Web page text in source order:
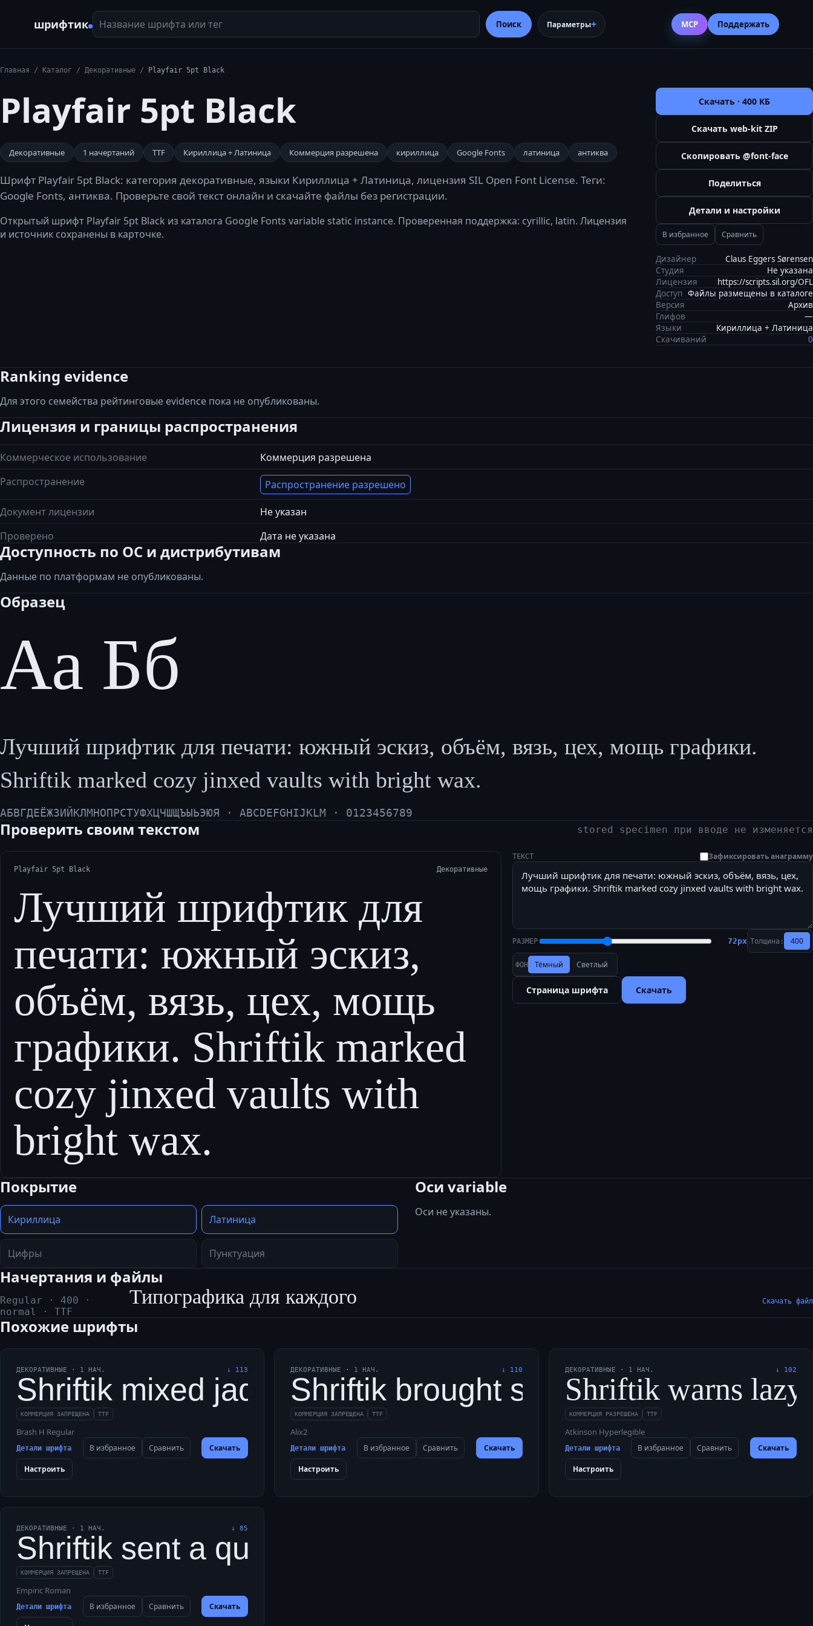
шрифтик Название шрифта или тег
Поиск Параметры MCP Поддержать
Главная / Каталог / Декоративные / Playfair 5pt Black
Playfair 5pt Black
Декоративные 1 начертаний TTF Кириллица + Латиница Коммерция разрешена кириллица Google Fonts латиница антиква
Шрифт Playfair 5pt Black: категория декоративные, языки Кириллица + Латиница, лицензия SIL Open Font License. Теги:
Google Fonts, антиква. Проверьте свой текст онлайн и скачайте файлы без регистрации.
Открытый шрифт Playfair 5pt Black из каталога Google Fonts variable static instance. Проверенная поддержка: cyrillic, latin. Лицензия
и источник сохранены в карточке.
Скачать · 400 КБ
Скачать web-kit ZIP
Скопировать @font-face
Поделиться
Детали и настройки
В избранное Сравнить
Дизайнер
Claus Eggers Sørensen
Студия
Не указана
Лицензия
https://scripts.sil.org/OFL
Доступ Файлы размещены в каталоге
Версия
Архив
Глифов
—
Языки
Кириллица + Латиница
Скачиваний
0
Ranking evidence
Для этого семейства рейтинговые evidence пока не опубликованы.
Лицензия и границы распространения
Коммерческое использование
Коммерция разрешена
Распространение
Распространение разрешено
Документ лицензии
Не указан
Проверено
Дата не указана
Доступность по ОС и дистрибутивам
Данные по платформам не опубликованы.
Образец
Аа Бб
Лучший шрифтик для печати: южный эскиз, объём, вязь, цех, мощь графики.
Shriftik marked cozy jinxed vaults with bright wax.
АБВГДЕЁЖЗИЙКЛМНОПРСТУФХЦЧШЩЪЫЬЭЮЯ · ABCDEFGHIJKLM · 0123456789
Проверить своим текстом stored specimen при вводе не изменяется
Playfair 5pt Black Декоративные
Лучший шрифтик для
печати: южный эскиз,
объём, вязь, цех, мощь
графики. Shriftik marked
cozy jinxed vaults with
bright wax.
ТЕКСТ Зафиксировать анаграмму
РАЗМЕР 72px Толщина: 400
ФОН Тёмный Светлый
Страница шрифта Скачать
Покрытие
Кириллица Латиница
Цифры Пунктуация
Оси variable
Оси не указаны.
Начертания и файлы
Regular · 400 ·
normal
· TTF
Типографика для каждого Скачать файл
Похожие шрифты
ДЕКОРАТИВНЫЕ · 1 НАЧ. ↓ 113
Shriftik mixed jade, quartz, bronze, ivory, and foxglove.
КОММЕРЦИЯ ЗАПРЕЩЕНА TTF
Brash H Regular
Детали шрифта В избранное Сравнить Скачать
Настроить
ДЕКОРАТИВНЫЕ · 1 НАЧ. ↓ 110
Shriftik brought six dozen plaid
КОММЕРЦИЯ ЗАПРЕЩЕНА TTF
Alix2
Детали шрифта В избранное Сравнить Скачать
Настроить
ДЕКОРАТИВНЫЕ · 1 НАЧ. ↓ 102
Shriftik warns lazy
КОММЕРЦИЯ РАЗРЕШЕНА TTF
Atkinson Hyperlegible
Детали шрифта В избранное Сравнить Скачать
Настроить
ДЕКОРАТИВНЫЕ · 1 НАЧ. ↓85
Shriftik sent a quick fax to brave zany jewelers in Oxford.
КОММЕРЦИЯ ЗАПРЕЩЕНА TTF
Empiric Roman
Детали шрифта В избранное Сравнить Скачать